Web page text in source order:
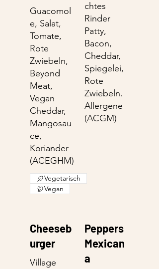
Guacomol
e, Salat,
Tomate,
Rote
Zwiebeln,
Beyond
Meat,
Vegan
Cheddar,
Mangosau
ce,
Koriander
Vegetarisch
Vegan
chtes
Rinder
Patty,
Bacon,
Cheddar,
Spiegelei,
Rote
Zwiebeln.
Allergene
(ACGM)
Cheeseb
urger
Village
Peppers
Mexican
a